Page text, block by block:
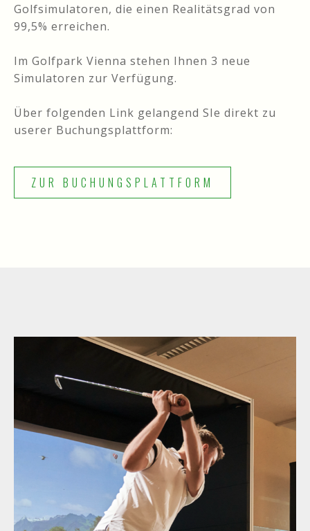
Golfsimulatoren, die einen Realitätsgrad von
99,5% erreichen.
Im Golfpark Vienna stehen Ihnen 3 neue
Simulatoren zur Verfügung.
Über folgenden Link gelangend SIe direkt zu
userer Buchungsplattform:
ZUR BUCHUNGSPLATTFORM